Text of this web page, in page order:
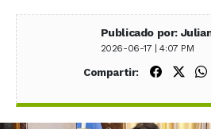
Publicado por:
2026-06-17 | 4:07 PM
Compartir: